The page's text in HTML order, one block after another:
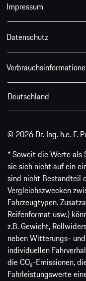
Impressum
Datenschutz
Deutschland
© 2026 Dr. Ing. h.c. F.
* Soweit die Werte als
sie sich nicht auf ein
sind nicht Bestandteil
Vergleichszwecken
Fahrzeugtypen.
Reifenformat usw.)
z.B. Gewicht,
neben Witterungs-
individuellen
die CO₂-Emissionen,
Fahrleistungswerte